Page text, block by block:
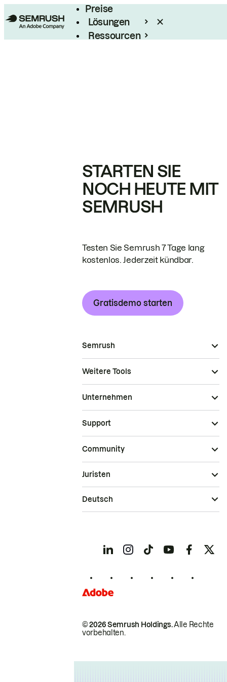
Preise
Lösungen
Ressourcen
STARTEN SIE
NOCH HEUTE MIT
SEMRUSH
Testen Sie Semrush 7 Tage lang
kostenlos. Jederzeit kündbar.
Gratisdemo starten
Semrush
Weitere Tools
Unternehmen
Support
Community
© 2026 Semrush Holdings.Alle Rechte
vorbehalten.
Juristen
Deutsch